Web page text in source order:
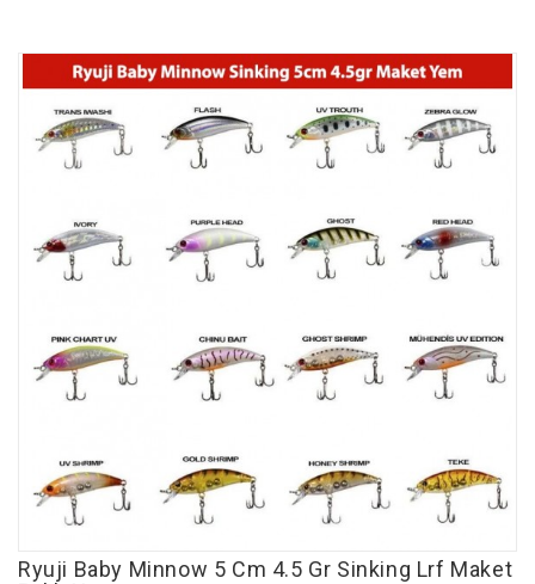
Ryuji Baby Minnow 5 Cm 4.5 Gr Sinking Lrf Maket